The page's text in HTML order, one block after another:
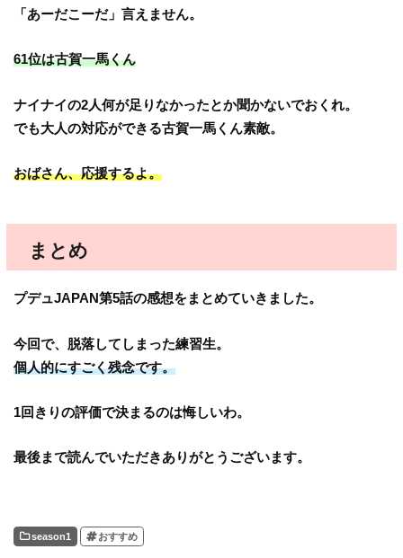
「あーだこーだ」言えません。
61位は古賀一馬くん
ナイナイの2人何が足りなかったとか聞かないでおくれ。
でも大人の対応ができる古賀一馬くん素敵。
おばさん、応援するよ。
まとめ
プデュJAPAN第5話の感想をまとめていきました。
今回で、脱落してしまった練習生。
個人的にすごく残念です。
1回きりの評価で決まるのは悔しいわ。
最後まで読んでいただきありがとうございます。
season1 おすすめ